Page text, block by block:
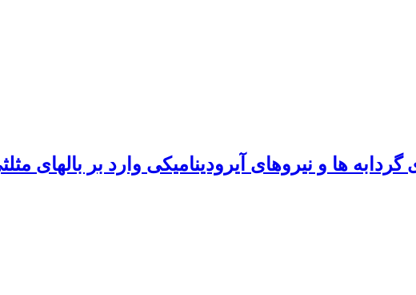
ها و نیروهای آیرودینامیکی وارد بر بالهای